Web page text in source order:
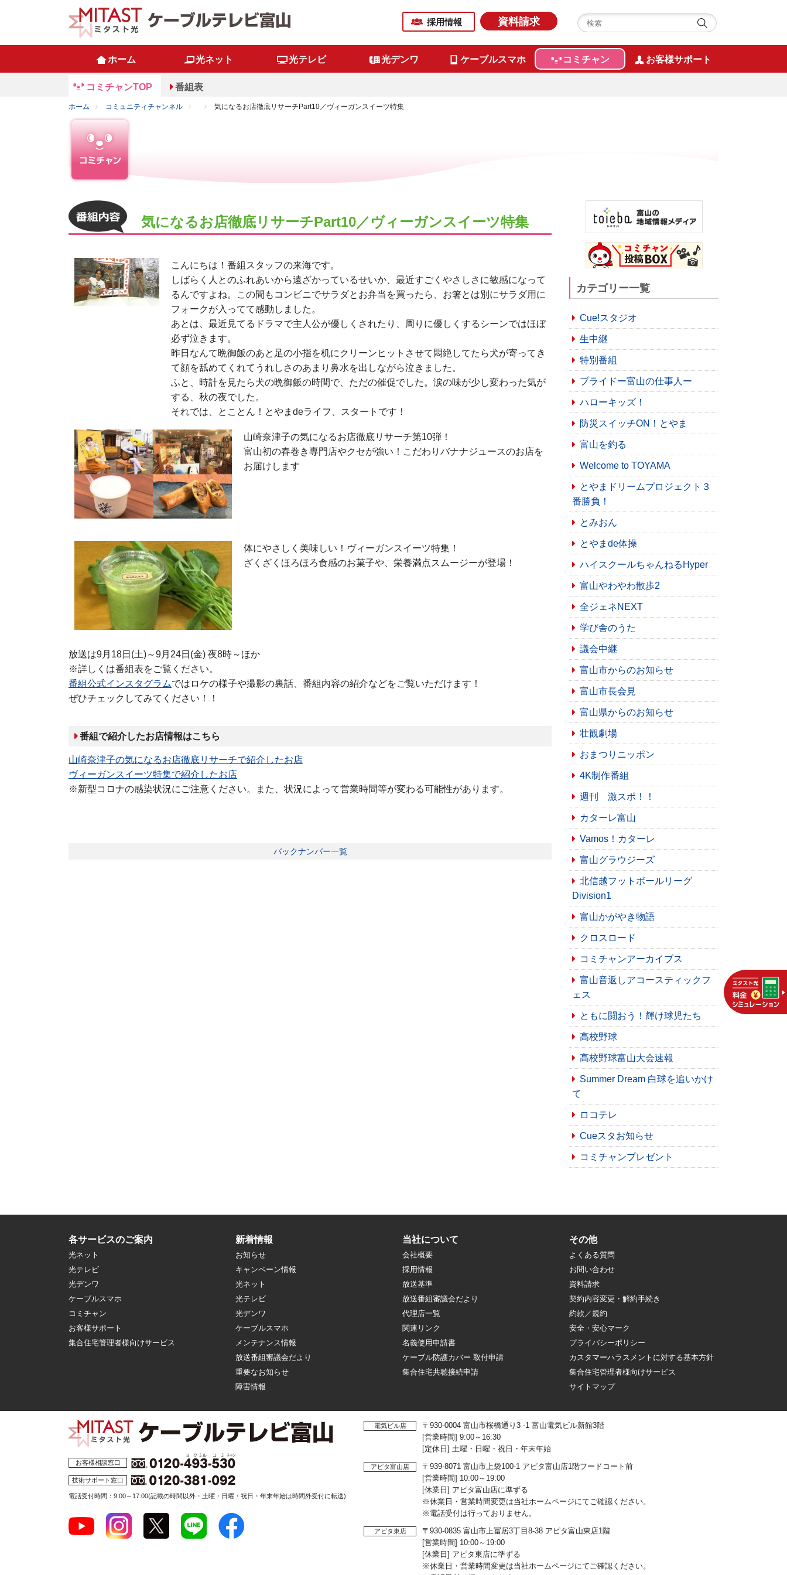
採用情報 資料請求
ホーム 光ネット 光テレビ 光デンワ ケーブルスマホ コミチャン お客様サポート
コミチャンTOP 番組表
ホーム コミュニティチャンネル 気になるお店徹底リサーチPart10／ヴィーガンスイーツ特集
気になるお店徹底リサーチPart10／ヴィーガンスイーツ特集
こんにちは！番組スタッフの来海です。
しばらく人とのふれあいから遠ざかっているせいか、最近すごくやさしさに敏感になって
るんですよね。この間もコンビニでサラダとお弁当を買ったら、お箸とは別にサラダ用に
フォークが入ってて感動しました。
あとは、最近見てるドラマで主人公が優しくされたり、周りに優しくするシーンではほぼ
必ず泣きます。
昨日なんて晩御飯のあと足の小指を机にクリーンヒットさせて悶絶してたら犬が寄ってき
て顔を舐めてくれてうれしさのあまり鼻水を出しながら泣きました。
ふと、時計を見たら犬の晩御飯の時間で、ただの催促でした。涙の味が少し変わった気が
する、秋の夜でした。
それでは、とことん！とやまdeライフ、スタートです！
山崎奈津子の気になるお店徹底リサーチ第10弾！
富山初の春巻き専門店やクセが強い！こだわりバナナジュースのお店を
お届けします
体にやさしく美味しい！ヴィーガンスイーツ特集！
ざくざくほろほろ食感のお菓子や、栄養満点スムージーが登場！
放送は9月18日(土)～9月24日(金) 夜8時～ほか
※詳しくは番組表をご覧ください。
番組公式インスタグラムではロケの様子や撮影の裏話、番組内容の紹介などをご覧いただけます！
ぜひチェックしてみてください！！
番組で紹介したお店情報はこちら
山崎奈津子の気になるお店徹底リサーチで紹介したお店
ヴィーガンスイーツ特集で紹介したお店
※新型コロナの感染状況にご注意ください。また、状況によって営業時間等が変わる可能性があります。
バックナンバー一覧
カテゴリー一覧
Cue!スタジオ
生中継
特別番組
プライドー富山の仕事人ー
ハローキッズ！
防災スイッチON！とやま
富山を釣る
Welcome to TOYAMA
とやまドリームプロジェクト３
番勝負！
とみおん
とやまde体操
ハイスクールちゃんねるHyper
富山やわやわ散歩2
全ジェネNEXT
学び舎のうた
議会中継
富山市からのお知らせ
富山市長会見
富山県からのお知らせ
壮観劇場
おまつりニッポン
4K制作番組
週刊 激スポ！！
カターレ富山
Vamos！カターレ
富山グラウジーズ
北信越フットボールリーグ
Division1
富山かがやき物語
クロスロード
コミチャンアーカイブス
富山音返しアコースティックフ
ェス
ともに闘おう！輝け球児たち
高校野球
高校野球富山大会速報
Summer Dream 白球を追いかけ
て
ロコテレ
Cueスタお知らせ
コミチャンプレゼント
各サービスのご案内
光ネット
光テレビ
光デンワ
ケーブルスマホ
コミチャン
お客様サポート
集合住宅管理者様向けサービス
新着情報
お知らせ
キャンペーン情報
光ネット
光テレビ
光デンワ
ケーブルスマホ
メンテナンス情報
放送番組審議会だより
重要なお知らせ
障害情報
当社について
会社概要
採用情報
放送基準
放送番組審議会だより
代理店一覧
関連リンク
名義使用申請書
ケーブル防護カバー 取付申請
集合住宅共聴接続申請
その他
よくある質問
お問い合わせ
資料請求
契約内容変更・解約手続き
約款／規約
安全・安心マーク
プライバシーポリシー
カスタマーハラスメントに対する基本方針
集合住宅管理者様向けサービス
サイトマップ
お客様相談窓口
技術サポート窓口
電話受付時間：9:00～17:00(記載の時間以外・土曜・日曜・祝日・年末年始は時間外受付に転送)
電気ビル店
〒930-0004 富山市桜橋通り3 -1 富山電気ビル新館3階
[営業時間] 9:00～16:30
[定休日] 土曜・日曜・祝日・年末年始
アピタ富山店
〒939-8071 富山市上袋100-1 アピタ富山店1階フードコート前
[営業時間] 10:00～19:00
[休業日] アピタ富山店に準ずる
※休業日・営業時間変更は当社ホームページにてご確認ください。
※電話受付は行っておりません。
アピタ東店
〒930-0835 富山市上冨居3丁目8-38 アピタ富山東店1階
[営業時間] 10:00～19:00
[休業日] アピタ東店に準ずる
※休業日・営業時間変更は当社ホームページにてご確認ください。